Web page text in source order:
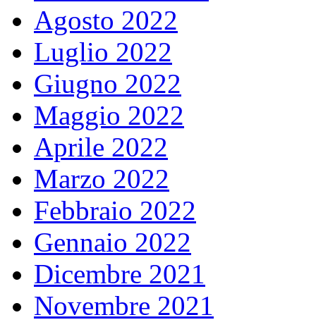
Agosto 2022
Luglio 2022
Giugno 2022
Maggio 2022
Aprile 2022
Marzo 2022
Febbraio 2022
Gennaio 2022
Dicembre 2021
Novembre 2021